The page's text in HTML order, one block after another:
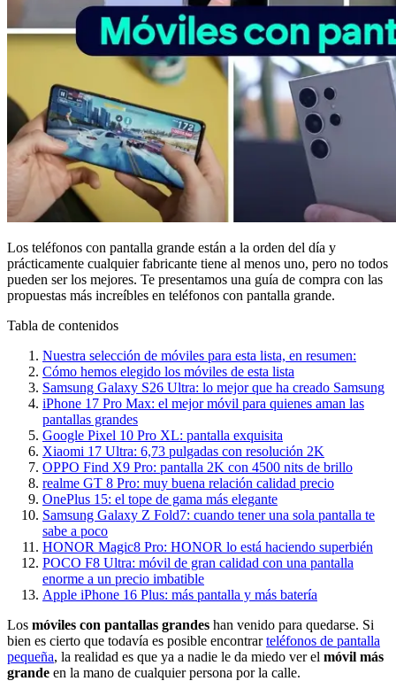
Los teléfonos con pantalla grande están a la orden del día y
prácticamente cualquier fabricante tiene al menos uno, pero no todos
pueden ser los mejores. Te presentamos una guía de compra con las
propuestas más increíbles en teléfonos con pantalla grande.
Tabla de contenidos
Nuestra selección de móviles para esta lista, en resumen:
Cómo hemos elegido los móviles de esta lista
Samsung Galaxy S26 Ultra: lo mejor que ha creado Samsung
iPhone 17 Pro Max: el mejor móvil para quienes aman las
pantallas grandes
Google Pixel 10 Pro XL: pantalla exquisita
Xiaomi 17 Ultra: 6,73 pulgadas con resolución 2K
OPPO Find X9 Pro: pantalla 2K con 4500 nits de brillo
realme GT 8 Pro: muy buena relación calidad precio
OnePlus 15: el tope de gama más elegante
Samsung Galaxy Z Fold7: cuando tener una sola pantalla te
sabe a poco
HONOR Magic8 Pro: HONOR lo está haciendo superbién
POCO F8 Ultra: móvil de gran calidad con una pantalla
enorme a un precio imbatible
Apple iPhone 16 Plus: más pantalla y más batería
Los móviles con pantallas grandes han venido para quedarse. Si
bien es cierto que todavía es posible encontrarteléfonos de pantalla
pequeña, la realidad es que ya a nadie le da miedo ver el móvil más
grande en la mano de cualquier persona por la calle.